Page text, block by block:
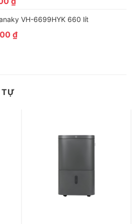
hình hiển thị rõ ràng giúp bạn dễ
quá trình hoạt động.
VH-6699HYK 660 lít
₫
TỰ